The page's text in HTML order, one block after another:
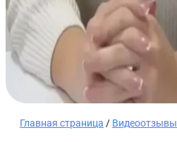
Главная страница / Видеоотзывы